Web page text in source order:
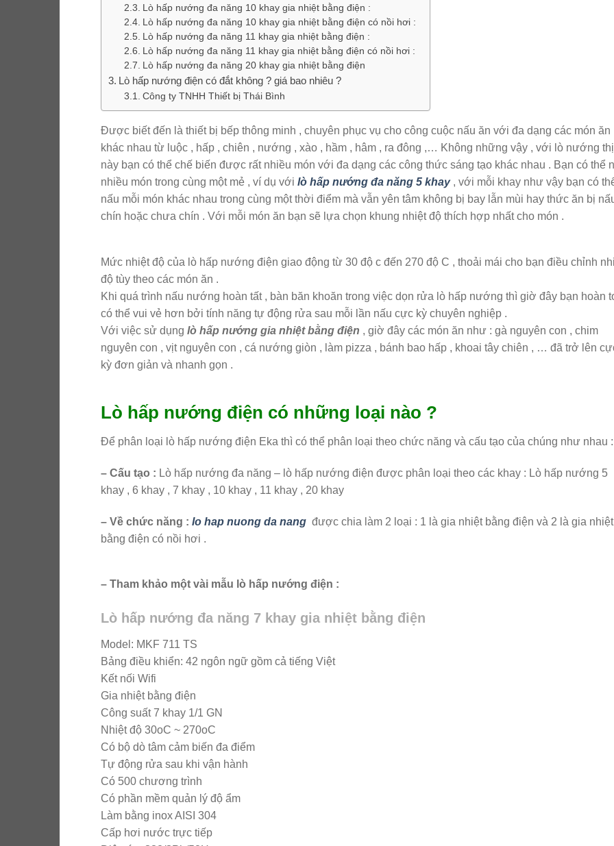
Lò hấp nướng đa năng 10 khay gia nhiệt bằng điện :
Lò hấp nướng đa năng 10 khay gia nhiệt bằng điện có nồi hơi :
Lò hấp nướng đa năng 11 khay gia nhiệt bằng điện :
Lò hấp nướng đa năng 11 khay gia nhiệt bằng điện có nồi hơi :
Lò hấp nướng đa năng 20 khay gia nhiệt bằng điện
Lò hấp nướng điện có đắt không ? giá bao nhiêu ?
Công ty TNHH Thiết bị Thái Bình
Được biết đến là thiết bị bếp thông minh , chuyên phục vụ cho công cuộc nấu ăn với đa dạng các món ăn
khác nhau từ luộc , hấp , chiên , nướng , xào , hầm , hâm , ra đông ,… Không những vậy , với lò nướng
này bạn có thể chế biến được rất nhiều món với đa dạng các công thức sáng tạo khác nhau . Bạn có thể
nhiều món trong cùng một mẻ , ví dụ với lò hấp nướng đa năng 5 khay, với mỗi khay như vậy bạn có
nấu mỗi món khác nhau trong cùng một thời điểm mà vẫn yên tâm không bị bay lẫn mùi hay thức ăn bị
chín hoặc chưa chín . Với mỗi món ăn bạn sẽ lựa chọn khung nhiệt độ thích hợp nhất cho món .
Mức nhiệt độ của lò hấp nướng điện giao động từ 30 độ c đến 270 độ C , thoải mái cho bạn điều chỉnh
độ tùy theo các món ăn .
Khi quá trình nấu nướng hoàn tất , bàn băn khoăn trong việc dọn rửa lò hấp nướng thì giờ đây bạn hoàn
có thể vui vẻ hơn bởi tính năng tự động rửa sau mỗi lần nấu cực kỳ chuyên nghiệp .
Với việc sử dụng lò hấp nướng gia nhiệt bằng điện , giờ đây các món ăn như : gà nguyên con , chim
nguyên con , vịt nguyên con , cá nướng giòn , làm pizza , bánh bao hấp , khoai tây chiên , … đã trở lên
kỳ đơn giản và nhanh gọn .
Lò hấp nướng điện có những loại nào ?
Để phân loại lò hấp nướng điện Eka thì có thể phân loại theo chức năng và cấu tạo của chúng như nhau :
– Cấu tạo : Lò hấp nướng đa năng – lò hấp nướng điện được phân loại theo các khay : Lò hấp nướng 5
khay , 6 khay , 7 khay , 10 khay , 11 khay , 20 khay
– Về chức năng : lo hap nuong da nang được chia làm 2 loại : 1 là gia nhiệt bằng điện và 2 là gia nhiệt
bằng điện có nồi hơi .
– Tham khảo một vài mẫu lò hấp nướng điện :
Lò hấp nướng đa năng 7 khay gia nhiệt bằng điện
Model: MKF 711 TS
Bảng điều khiển: 42 ngôn ngữ gồm cả tiếng Việt
Kết nối Wifi
Gia nhiệt bằng điện
Công suất 7 khay 1/1 GN
Nhiệt độ 30oC ~ 270oC
Có bộ dò tâm cảm biến đa điểm
Tự động rửa sau khi vận hành
Có 500 chương trình
Có phần mềm quản lý độ ẩm
Làm bằng inox AISI 304
Cấp hơi nước trực tiếp